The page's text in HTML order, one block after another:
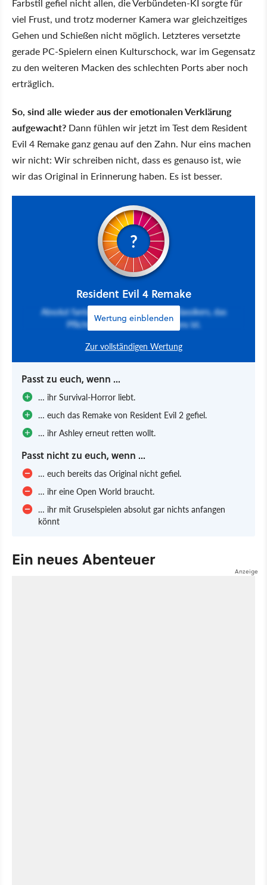
viel Frust, und trotz moderner Kamera war gleichzeitiges
Gehen und Schießen nicht möglich. Letzteres versetzte
gerade PC-Spielern einen Kulturschock, war im Gegensatz
zu den weiteren Macken des schlechten Ports aber noch
erträglich.
So, sind alle wieder aus der emotionalen Verklärung
aufgewacht? Dann fühlen wir jetzt im Test dem Resident
Evil 4 Remake ganz genau auf den Zahn. Nur eins machen
wir nicht: Wir schreiben nicht, dass es genauso ist, wie
wir das Original in Erinnerung haben. Es ist besser.
?
Resident Evil 4 Remake
Wertung einblenden
Absolut fantastisches Remake eines Klassikers, das
Pflichtprogramm für Horror-Fans ist.
Zur vollständigen Wertung
Passt zu euch, wenn ...
… ihr Survival-Horror liebt.
… euch das Remake von Resident Evil 2 gefiel.
… ihr Ashley erneut retten wollt.
Passt nicht zu euch, wenn ...
… euch bereits das Original nicht gefiel.
… ihr eine Open World braucht.
… ihr mit Gruselspielen absolut gar nichts anfangen
könnt
Ein neues Abenteuer